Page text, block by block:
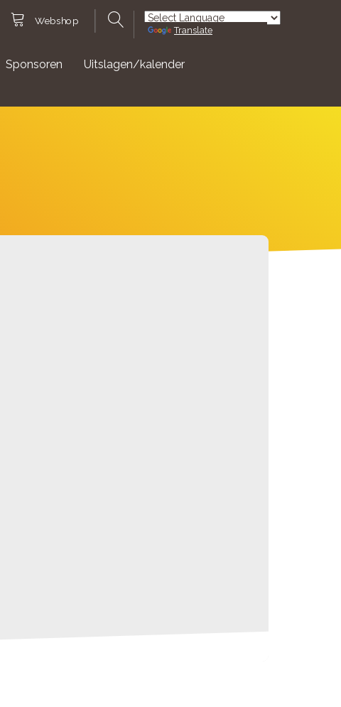
Webshop
Powered by
Translate
Sponsoren Uitslagen/kalender